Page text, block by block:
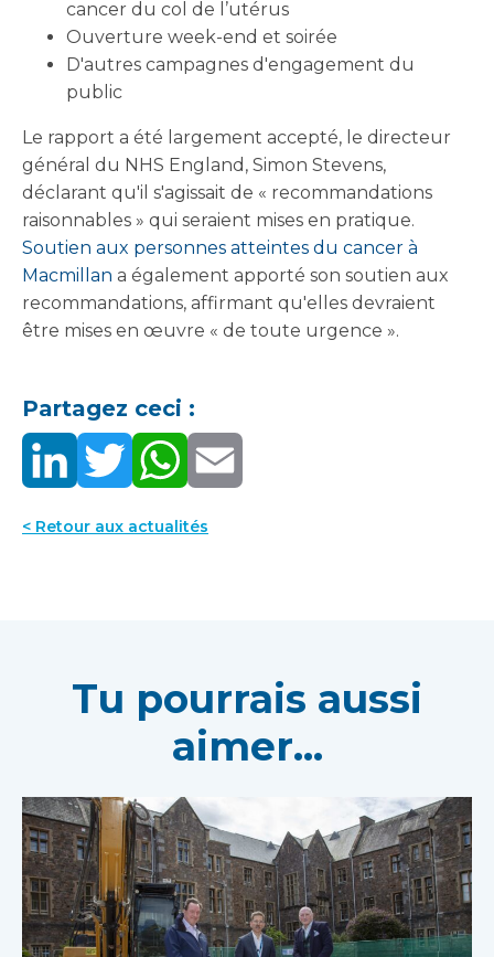
cancer du col de l’utérus
Ouverture week-end et soirée
D'autres campagnes d'engagement du
public
Le rapport a été largement accepté, le directeur
général du NHS England, Simon Stevens,
déclarant qu'il s'agissait de « recommandations
raisonnables » qui seraient mises en pratique.
Soutien aux personnes atteintes du cancer à
Macmillan a également apporté son soutien aux
recommandations, affirmant qu'elles devraient
être mises en œuvre « de toute urgence ».
Partagez ceci :
< Retour aux actualités
Tu pourrais aussi
aimer...